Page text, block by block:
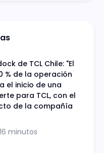
de TCL Chile: "El
% de la operación
el inicio de una
para TCL, con el
de la compañía
minutos